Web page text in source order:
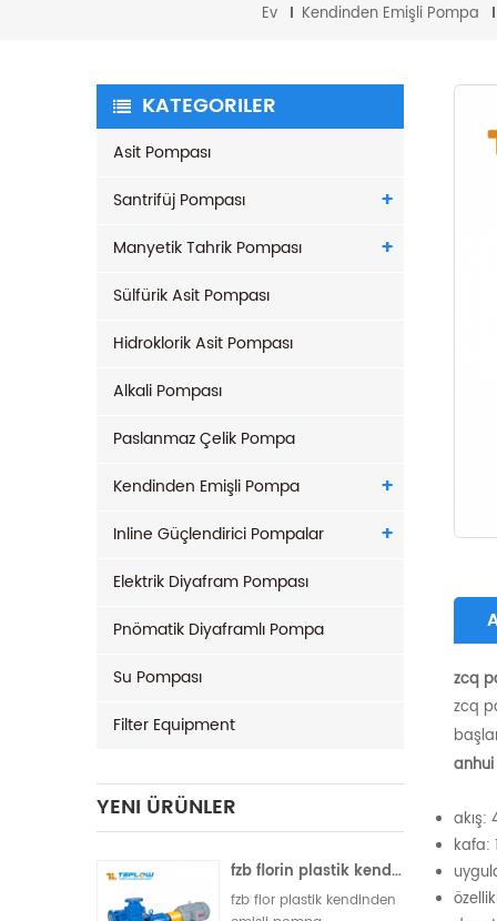
Ev Kendinden Emişli Pompa
KATEGORILER
Asit Pompası
Santrifüj Pompası
Manyetik Tahrik Pompası
Sülfürik Asit Pompası
Hidroklorik Asit Pompası
Alkali Pompası
Paslanmaz Çelik Pompa
Kendinden Emişli Pompa
Inline Güçlendirici Pompalar
Elektrik Diyafram Pompası
Pnömatik Diyaframlı Pompa
Su Pompası
Filter Equipment
YENI ÜRÜNLER
fzb florin plastik kendinden emişli pompa
fzb flor plastik kendinden
zcq
zcq
kafa: